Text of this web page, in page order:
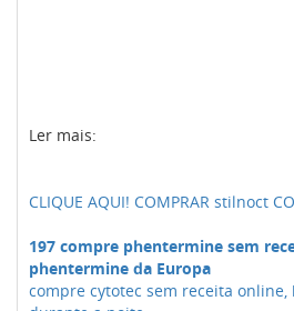
Ler mais:
CLIQUE AQUI! COMPRAR stilnoct
197 compre phentermine sem
phentermine da Europa
compre cytotec sem receita